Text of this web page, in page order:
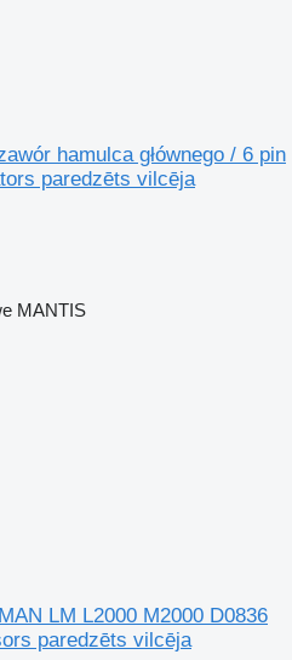
hamulca głównego / 6 pin
paredzēts vilcēja
MANTIS
LM L2000 M2000 D0836
paredzēts vilcēja